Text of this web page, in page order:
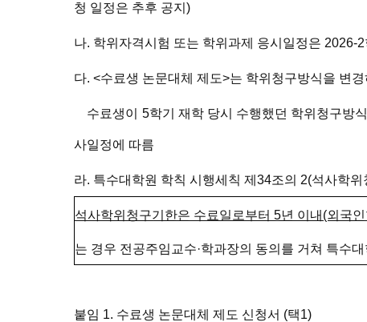
청 일정은 추후 공지)
나. 학위자격시험 또는 학위과제 응시일정은 2026-
다. <수료생 논문대체 제도>는 학위청구방식을 변
수료생이 5학기 재학 당시 수행했던 학위청구방
사일정에 따름
라. 특수대학원 학칙 시행세칙 제34조의 2(석사학위
석사학위청구기한은 수료일로부터 5년 이내(외국
는 경우 전공주임교수·학과장의 동의를 거쳐 특수
붙임 1. 수료생 논문대체 제도 신청서 (택1)